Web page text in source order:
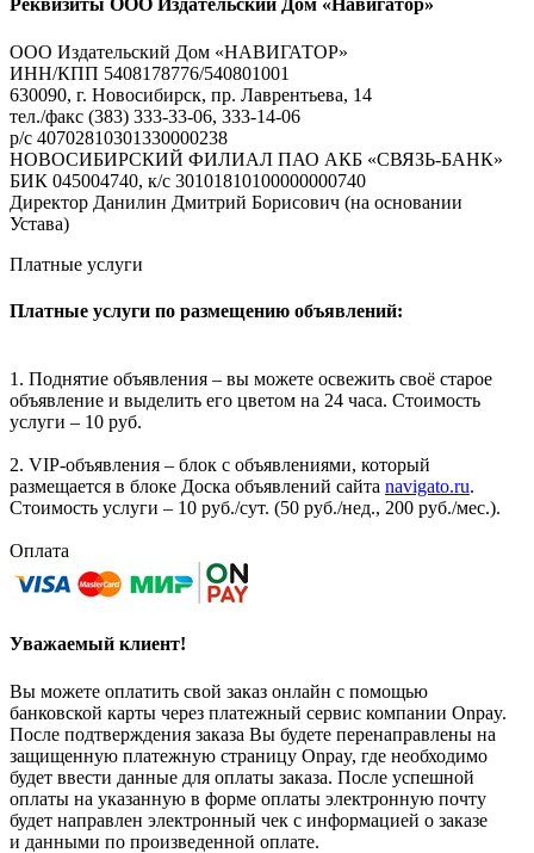
Реквизиты ООО Издательский Дом «Навигатор»
ООО Издательский Дом «НАВИГАТОР»
ИНН/КПП 5408178776/540801001
630090, г. Новосибирск, пр. Лаврентьева, 14
тел./факс (383) 333-33-06, 333-14-06
р/с 40702810301330000238
НОВОСИБИРСКИЙ ФИЛИАЛ ПАО АКБ «СВЯЗЬ-БАНК»
БИК 045004740, к/с 30101810100000000740
Директор Данилин Дмитрий Борисович (на основании
Устава)
Платные услуги
Платные услуги по размещению объявлений:
1. Поднятие объявления – вы можете освежить своё старое
объявление и выделить его цветом на 24 часа. Стоимость
услуги – 10 руб.
2. VIP-объявления – блок с объявлениями, который
размещается в блоке Доска объявлений сайта navigato.ru.
Стоимость услуги – 10 руб./сут. (50 руб./нед., 200 руб./мес.).
Оплата
Уважаемый клиент!
Вы можете оплатить свой заказ онлайн с помощью
банковской карты через платежный сервис компании Onpay.
После подтверждения заказа Вы будете перенаправлены на
защищенную платежную страницу Onpay, где необходимо
будет ввести данные для оплаты заказа. После успешной
оплаты на указанную в форме оплаты электронную почту
будет направлен электронный чек с информацией о заказе
и данными по произведенной оплате.